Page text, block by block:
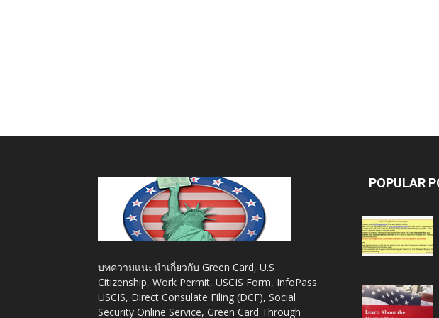
บทความแนะนำเกี่ยวกับ Green Card, U.S
Citizenship, Work Permit, USCIS Form, InfoPass
USCIS, Direct Consulate Filing (DCF), Social
Security Online Service, Green Card Through
POPULAR